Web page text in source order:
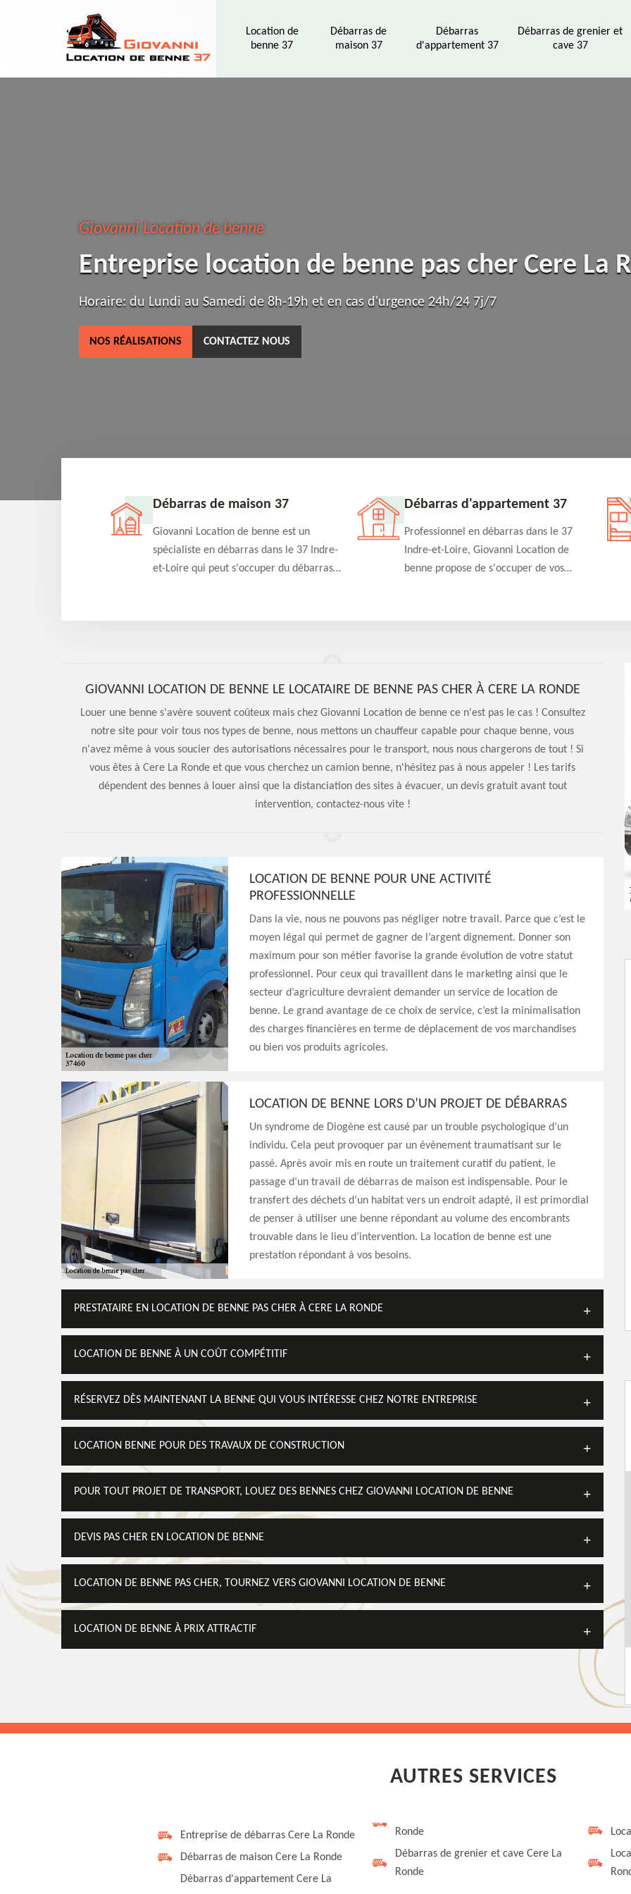
Location de
benne 37
Débarras de
maison 37
Débarras
d'appartement 37
Débarras de grenier et
cave 37
Giovanni Location de benne
Entreprise location de benne pas cher Cere La
Horaire: du Lundi au Samedi de 8h-19h et en cas d'urgence 24h/24 7j/7
NOS RÉALISATIONS CONTACTEZ NOUS
37 Débarras de maison 37
Giovanni Location de benne est un
spécialiste en débarras dans le 37 Indre-
et-Loire qui peut s'occuper du débarras
et efficace
Débarras d'appartement 37
Professionnel en débarras dans le 37
Indre-et-Loire, Giovanni Location de
benne propose de s'occuper de vos
qualité en toute circonstance
GIOVANNI LOCATION DE BENNE LE LOCATAIRE DE BENNE PAS CHER À CERE LA RONDE
Louer une benne s'avère souvent coûteux mais chez Giovanni Location de benne ce n'est pas le cas ! Consultez
notre site pour voir tous nos types de benne, nous mettons un chauffeur capable pour chaque benne, vous
n'avez même à vous soucier des autorisations nécessaires pour le transport, nous nous chargerons de tout ! Si
vous êtes à Cere La Ronde et que vous cherchez un camion benne, n'hésitez pas à nous appeler ! Les tarifs
dépendent des bennes à louer ainsi que la distanciation des sites à évacuer, un devis gratuit avant tout
intervention, contactez-nous vite !
LOCATION DE BENNE POUR UNE ACTIVITÉ
PROFESSIONNELLE
Dans la vie, nous ne pouvons pas négliger notre travail. Parce que c’est le
moyen légal qui permet de gagner de l’argent dignement. Donner son
maximum pour son métier favorise la grande évolution de votre statut
professionnel. Pour ceux qui travaillent dans le marketing ainsi que le
secteur d’agriculture devraient demander un service de location de
benne. Le grand avantage de ce choix de service, c’est la minimalisation
des charges financières en terme de déplacement de vos marchandises
ou bien vos produits agricoles.
LOCATION DE BENNE LORS D’UN PROJET DE DÉBARRAS
Un syndrome de Diogène est causé par un trouble psychologique d’un
individu. Cela peut provoquer par un évènement traumatisant sur le
passé. Après avoir mis en route un traitement curatif du patient, le
passage d’un travail de débarras de maison est indispensable. Pour le
transfert des déchets d’un habitat vers un endroit adapté, il est primordial
de penser à utiliser une benne répondant au volume des encombrants
trouvable dans le lieu d’intervention. La location de benne est une
prestation répondant à vos besoins.
PRESTATAIRE EN LOCATION DE BENNE PAS CHER À CERE LA RONDE
LOCATION DE BENNE À UN COÛT COMPÉTITIF
RÉSERVEZ DÈS MAINTENANT LA BENNE QUI VOUS INTÉRESSE CHEZ NOTRE ENTREPRISE
LOCATION BENNE POUR DES TRAVAUX DE CONSTRUCTION
POUR TOUT PROJET DE TRANSPORT, LOUEZ DES BENNES CHEZ GIOVANNI LOCATION DE BENNE
DEVIS PAS CHER EN LOCATION DE BENNE
LOCATION DE BENNE PAS CHER, TOURNEZ VERS GIOVANNI LOCATION DE BENNE
LOCATION DE BENNE À PRIX ATTRACTIF
AUTRES SERVICES
Entreprise de débarras Cere La Ronde
Débarras de maison Cere La Ronde
Débarras d'appartement Cere La
Ronde
Débarras de grenier et cave Cere La
Ronde